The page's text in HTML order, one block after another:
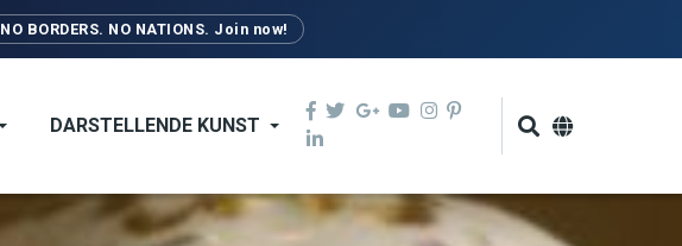
NO BORDERS. NO NATIONS. Join now!
DARSTELLENDE KUNST